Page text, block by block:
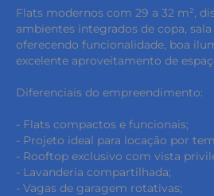
Flats modernos com 29 a 32 m²,
ambientes integrados de copa,
oferecendo funcionalidade, boa
excelente aproveitamento de
Diferenciais do empreendimento:
- Flats compactos e funcionais;
- Projeto ideal para locação por
- Rooftop exclusivo com vista
- Lavanderia compartilhada;
- Vagas de garagem rotativas;